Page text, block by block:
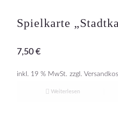
Spielkarte
7,50 €
inkl. 19 % MwSt. zzgl.
Weiterlesen